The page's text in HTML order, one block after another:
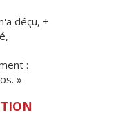
déçu, +
:
»